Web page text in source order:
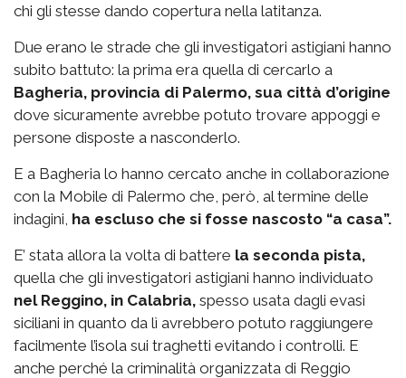
chi gli stesse dando copertura nella latitanza.
Due erano le strade che gli investigatori astigiani hanno
subito battuto: la prima era quella di cercarlo a
Bagheria, provincia di Palermo, sua città d’origine
dove sicuramente avrebbe potuto trovare appoggi e
persone disposte a nasconderlo.
E a Bagheria lo hanno cercato anche in collaborazione
con la Mobile di Palermo che, però, al termine delle
indagini, ha escluso che si fosse nascosto “a casa”.
E’ stata allora la volta di battere la seconda pista,
quella che gli investigatori astigiani hanno individuato
nel Reggino, in Calabria, spesso usata dagli evasi
siciliani in quanto da lì avrebbero potuto raggiungere
facilmente l’isola sui traghetti evitando i controlli. E
anche perché la criminalità organizzata di Reggio